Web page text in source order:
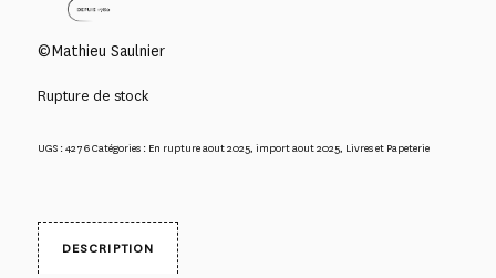
©Mathieu Saulnier
Rupture de stock
UGS :4276Catégories : En rupture aout 2025, import aout 2025, Livres et Papeterie
DESCRIPTION